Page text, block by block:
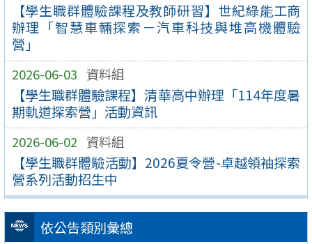
【學生職群體驗課程及教師研習】世紀綠能工商
辦理「智慧車輛探索－汽車科技與堆高機體驗
營」
2026-06-03 資料組
【學生職群體驗課程】清華高中辦理「114年度暑
期軌道探索營」活動資訊
2026-06-02 資料組
【學生職群體驗活動】2026夏令營-卓越領袖探索
營系列活動招生中
依公告類別彙總